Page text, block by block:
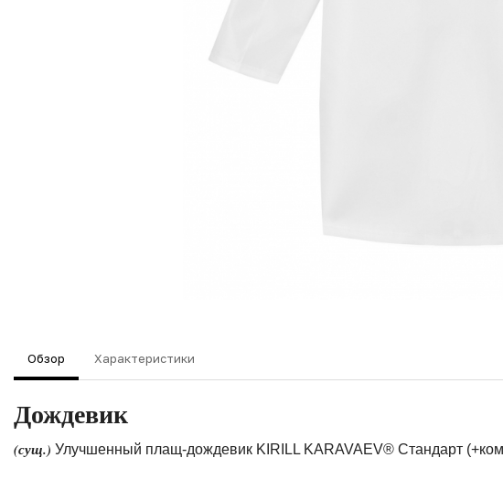
Обзор Характеристики
Дождевик
(сущ.) Улучшенный плащ-дождевик KIRILL KARAVAEV® Стандарт